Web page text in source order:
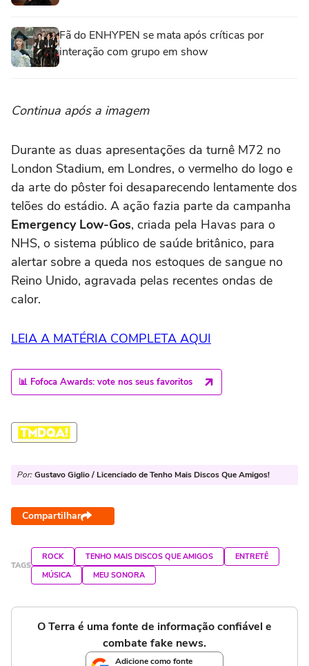
Fã do ENHYPEN se mata após críticas por
interação com grupo em show
Continua após a imagem
Durante as duas apresentações da turnê M72 no
London Stadium, em Londres, o vermelho do logo e
da arte do pôster foi desaparecendo lentamente dos
telões do estádio. A ação fazia parte da campanha
Emergency Low-Gos, criada pela Havas para o
NHS, o sistema público de saúde britânico, para
alertar sobre a queda nos estoques de sangue no
Reino Unido, agravada pelas recentes ondas de
calor.
LEIA A MATÉRIA COMPLETA AQUI
📊 Fofoca Awards: vote nos seus favoritos
Por: Gustavo Giglio / Licenciado de Tenho Mais Discos Que Amigos!
Compartilhar
TAGS
ROCK TENHO MAIS DISCOS QUE AMIGOS
ENTRETÊ
MÚSICA
MEU SONORA
O Terra é uma fonte de informação confiável e
combate fake news.
Adicione como fonte